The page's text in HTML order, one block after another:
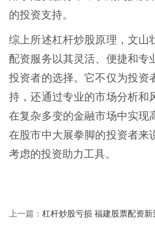
的投资支持。
综上所述杠杆炒股原理，文山
配资服务以其灵活、便捷和专
投资者的选择。它不仅为投资
持，还通过专业的市场分析和
在复杂多变的金融市场中实现
在股市中大展拳脚的投资者来
考虑的投资助力工具。
上一篇： 杠杆炒股亏损 福建股票配资